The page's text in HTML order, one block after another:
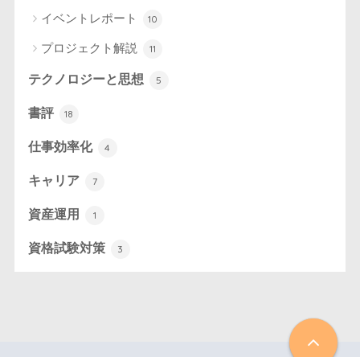
イベントレポート 10
プロジェクト解説 11
テクノロジーと思想 5
書評 18
仕事効率化 4
キャリア 7
資産運用 1
資格試験対策 3